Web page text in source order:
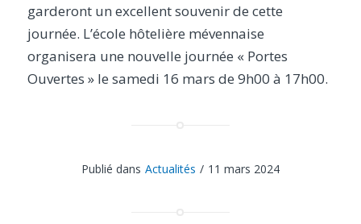
garderont un excellent souvenir de cette
journée. L’école hôtelière mévennaise
organisera une nouvelle journée « Portes
Ouvertes » le samedi 16 mars de 9h00 à 17h00.
Publié dans Actualités / 11 mars 2024